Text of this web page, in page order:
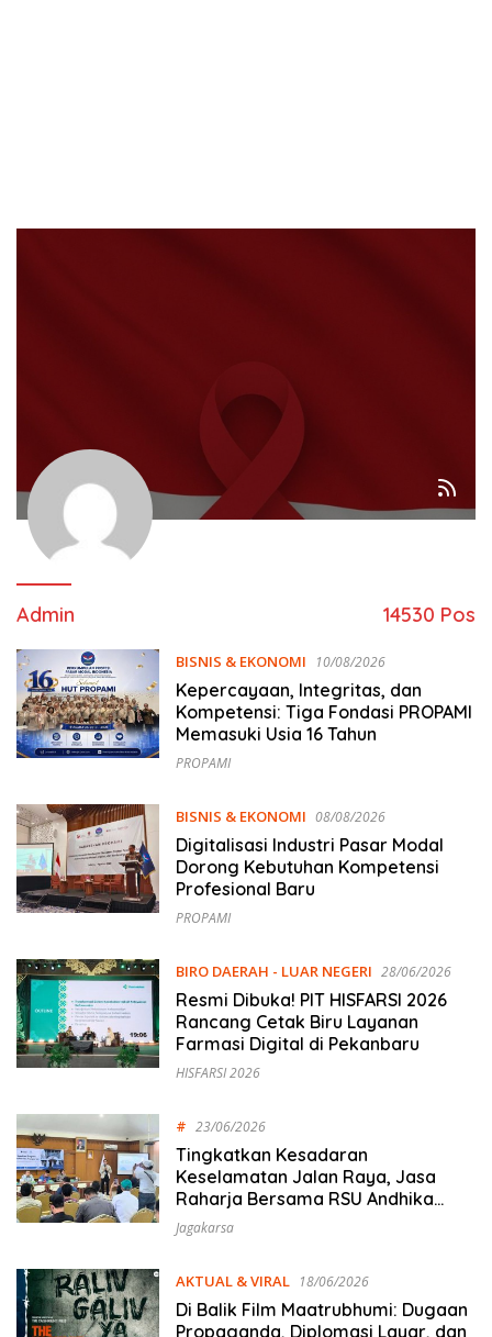
Admin 14530 Pos
BISNIS & EKONOMI 10/08/2026
Kepercayaan, Integritas, dan
Kompetensi: Tiga Fondasi PROPAMI
Memasuki Usia 16 Tahun
PROPAMI
BISNIS & EKONOMI 08/08/2026
Digitalisasi Industri Pasar Modal
Dorong Kebutuhan Kompetensi
Profesional Baru
PROPAMI
BIRO DAERAH - LUAR NEGERI 28/06/2026
Resmi Dibuka! PIT HISFARSI 2026
Rancang Cetak Biru Layanan
Farmasi Digital di Pekanbaru
HISFARSI 2026
# 23/06/2026
Tingkatkan Kesadaran
Keselamatan Jalan Raya, Jasa
Raharja Bersama RSU Andhika
Gelar Sosialisasi Keselamatan
Transportasi Komprehensif di
Jagakarsa
AKTUAL & VIRAL 18/06/2026
Di Balik Film Maatrubhumi: Dugaan
Propaganda, Diplomasi Layar, dan